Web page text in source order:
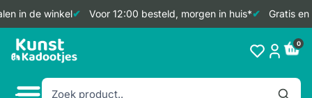
in de winkel Voor 12:00 besteld, morgen in huis* Gratis
Doorgaan
naar
0